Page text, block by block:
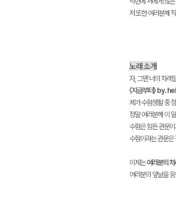
저 또한 여러분께
노래 소개
자, 그땐 너의 차례
〈지금부터〉 by.
제가 수험생활 중
정말 여러분께 이
수험은 힘든 관문
수험이라는 관문은
이제는여러분의
여러분의 앞날을